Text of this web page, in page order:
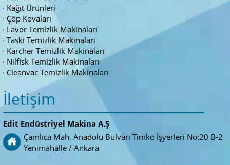
Kağıt Ürünleri
Çöp Kovaları
Lavor Temizlik Makinaları
Taski Temizlik Makinaları
Karcher Temizlik Makinaları
Nilfisk Temizlik Makinaları
Cleanvac Temizlik Makinaları
İletişim
Edit Endüstriyel Makina A.Ş
Çamlıca Mah. Anadolu Bulvarı Timko İşyerleri No:20 B-2
Yenimahalle / Ankara